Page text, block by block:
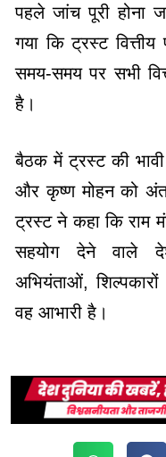
पहले जांच पूरी होना
गया कि ट्रस्ट वित्तीय
समय-समय पर सभी
है।
बैठक में ट्रस्ट की भावी
और कृष्ण मोहन को
ट्रस्ट ने कहा कि राम
सहयोग देने वाले
अभियंताओं,
वह आभारी है।